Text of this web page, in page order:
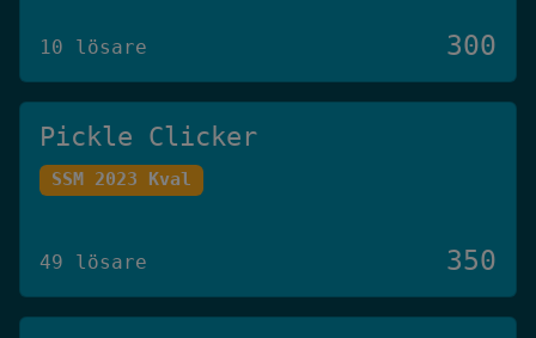
10 lösare 300
Pickle Clicker
SSM 2023 Kval
49 lösare 350